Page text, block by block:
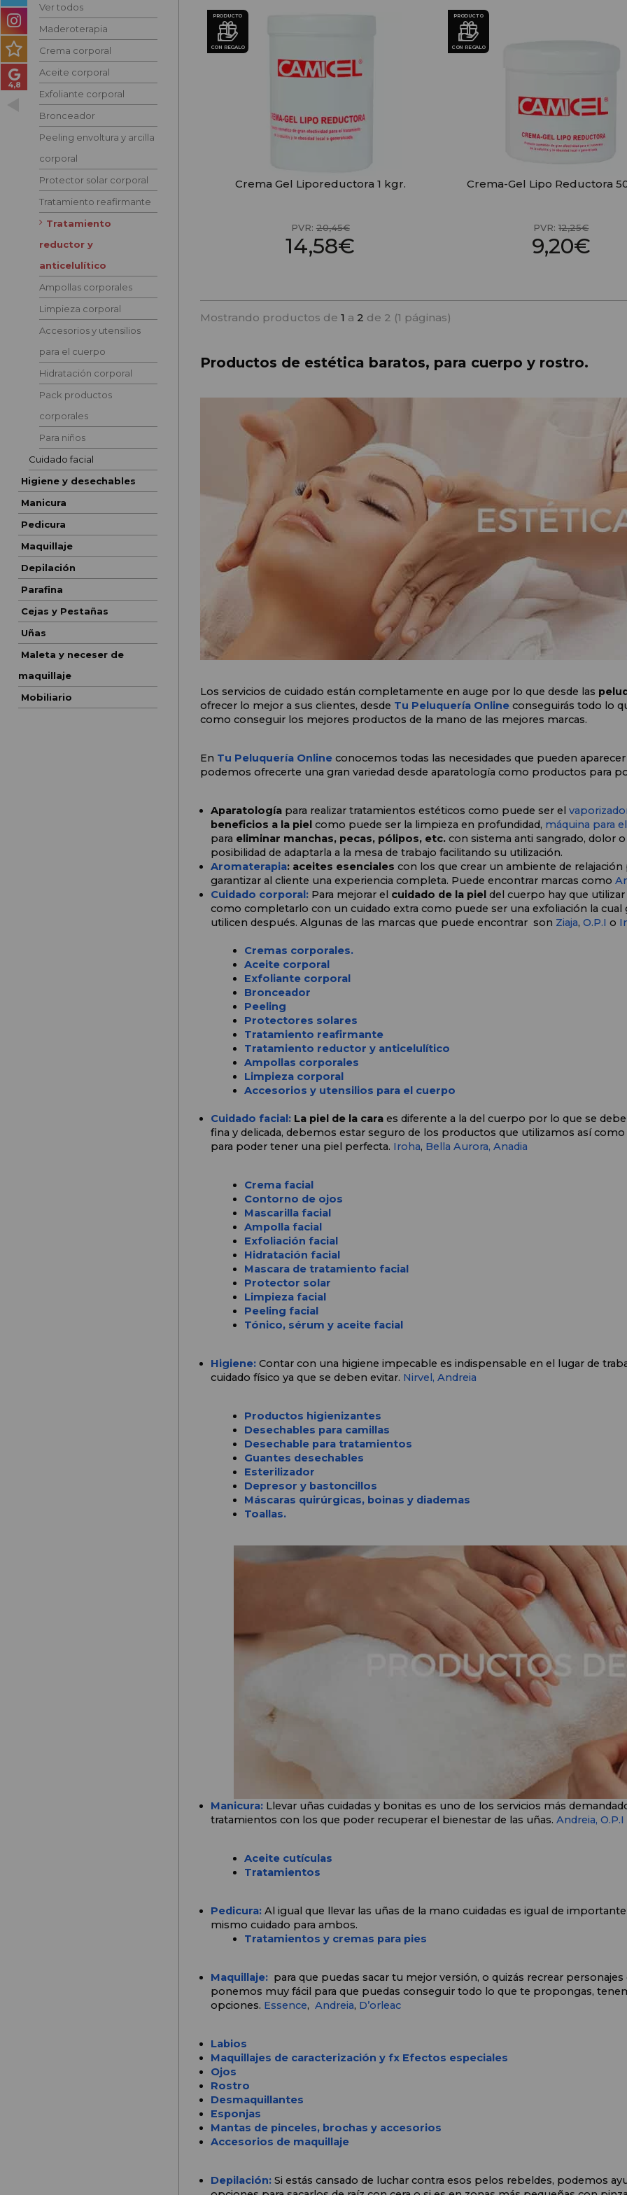
PRODUCTOS PARA
HOMBRES
MÉTODO CURLY
PACKS DE REGALO
OUTLET
Ver todos
Maderoterapia
Crema corporal
Aceite corporal
Exfoliante corporal
Bronceador
Peeling envoltura y arcilla
corporal
Protector solar corporal
Tratamiento reafirmante
Tratamiento
reductor y
anticelulítico
Ampollas corporales
Limpieza corporal
Accesorios y utensilios
para el cuerpo
Hidratación corporal
Pack productos
corporales
Para niños
Cuidado facial
Higiene y desechables
Manicura
Pedicura
Maquillaje
Depilación
Parafina
Cejas y Pestañas
Uñas
Maleta y neceser de
maquillaje
Mobiliario
PRODUCTO
CON REGALO
Crema Gel Liporeductora 1 kgr.
PVR:20,45€
14,58€
PRODUCTO
CON REGALO
Crema-Gel Lipo Reductora
PVR:12,25€
9,20€
Mostrando productos de 1 a 2 de 2 (1 páginas)
Productos de estética baratos, para cuerpo y rostro.
Los servicios de cuidado están completamente en auge por lo que desde las
ofrecer lo mejor a sus clientes, desde Tu Peluquería Online conseguirás todo lo
como conseguir los mejores productos de la mano de las mejores marcas.
En Tu Peluquería Online conocemos todas las necesidades que pueden
podemos ofrecerte una gran variedad desde aparatología como productos para
Aparatología para realizar tratamientos estéticos como puede ser el
beneficios a la piel como puede ser la limpieza en profundidad, máquina para
para eliminar manchas, pecas, pólipos, etc. con sistema anti sangrado, dolor
posibilidad de adaptarla a la mesa de trabajo facilitando su utilización.
Aromaterapia: aceites esenciales con los que crear un ambiente de
garantizar al cliente una experiencia completa. Puede encontrar marcas como
Cuidado corporal: Para mejorar el cuidado de la piel del cuerpo hay que
como completarlo con un cuidado extra como puede ser una exfoliación la
utilicen después. Algunas de las marcas que puede encontrar  son Ziaja, O.P.I o
Cremas corporales.
Aceite corporal
Exfoliante corporal
Bronceador
Peeling
Protectores solares
Tratamiento reafirmante
Tratamiento reductor y anticelulítico
Ampollas corporales
Limpieza corporal
Accesorios y utensilios para el cuerpo
Cuidado facial: La piel de la cara es diferente a la del cuerpo por lo que se
fina y delicada, debemos estar seguro de los productos que utilizamos así
para poder tener una piel perfecta. Iroha, Bella Aurora, Anadia
Crema facial
Contorno de ojos
Mascarilla facial
Ampolla facial
Exfoliación facial
Hidratación facial
Mascara de tratamiento facial
Protector solar
Limpieza facial
Peeling facial
Tónico, sérum y aceite facial
Higiene: Contar con una higiene impecable es indispensable en el lugar de
cuidado físico ya que se deben evitar. Nirvel, Andreia
Productos higienizantes
Desechables para camillas
Desechable para tratamientos
Guantes desechables
Esterilizador
Depresor y bastoncillos
Máscaras quirúrgicas, boinas y diademas
Toallas.
Manicura: Llevar uñas cuidadas y bonitas es uno de los servicios más
tratamientos con los que poder recuperar el bienestar de las uñas. Andreia, O.P.I
Aceite cutículas
Tratamientos
Pedicura: Al igual que llevar las uñas de la mano cuidadas es igual de
mismo cuidado para ambos.
Tratamientos y cremas para pies
Maquillaje: para que puedas sacar tu mejor versión, o quizás recrear
ponemos muy fácil para que puedas conseguir todo lo que te propongas,
opciones. Essence, Andreia, D’orleac
Labios
Maquillajes de caracterización y fx Efectos especiales
Ojos
Rostro
Desmaquillantes
Esponjas
Mantas de pinceles, brochas y accesorios
Accesorios de maquillaje
Depilación: Si estás cansado de luchar contra esos pelos rebeldes, podemos